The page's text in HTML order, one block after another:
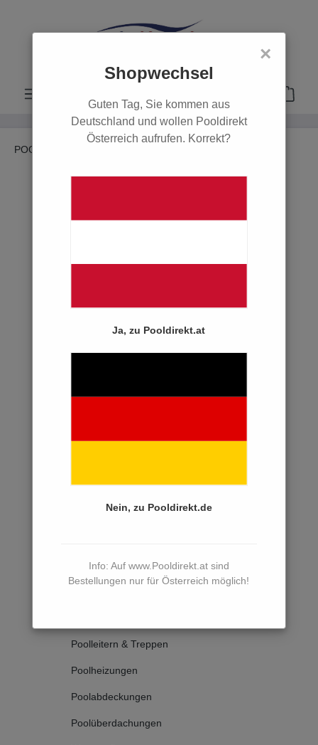
×
Shopwechsel
Guten Tag, Sie kommen aus
Deutschland und wollen Pooldirekt
Österreich aufrufen. Korrekt?
Ja, zu Pooldirekt.at
Nein, zu Pooldirekt.de
Info: Auf www.Pooldirekt.at sind
Bestellungen nur für Österreich möglich!
POOL
Poolsysteme
Poolpumpen
Speck
Filtermittel
Poolleitern & Treppen
Poolheizungen
Poolabdeckungen
Poolüberdachungen